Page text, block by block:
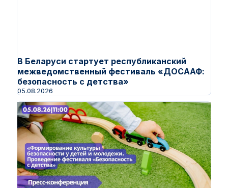
В Беларуси стартует республиканский
межведомственный фестиваль «ДОСААФ:
безопасность с детства»
05.08.2026